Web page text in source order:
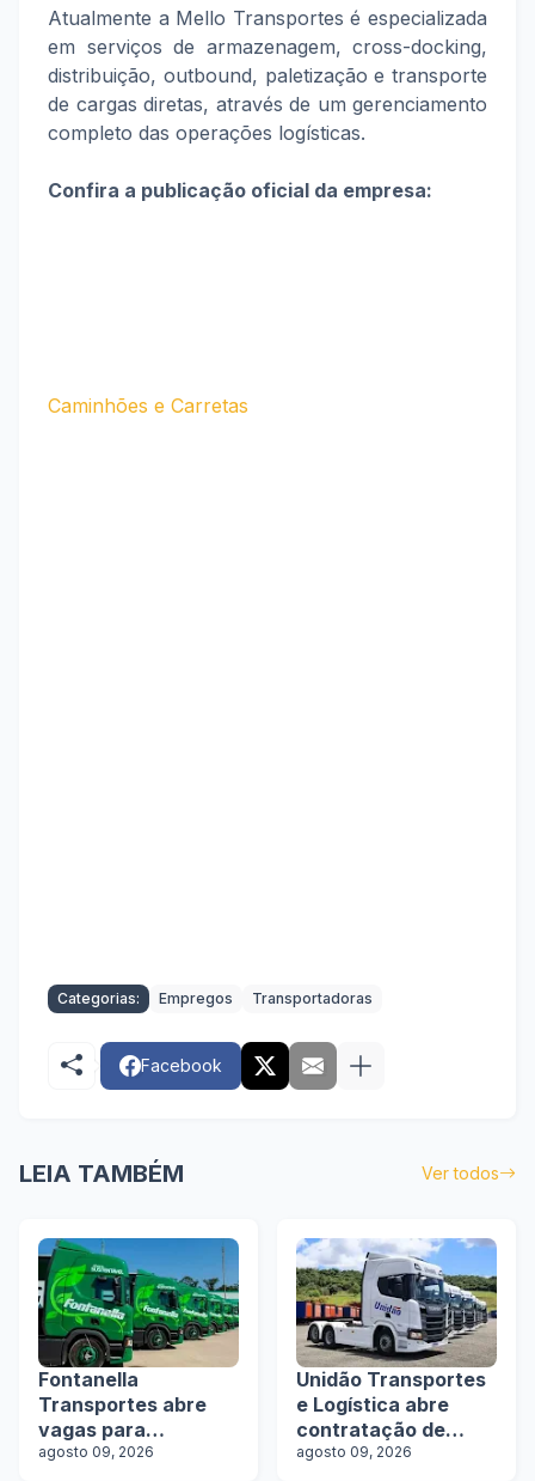
Atualmente a Mello Transportes é especializada
em serviços de armazenagem, cross-docking,
distribuição, outbound, paletização e transporte
de cargas diretas, através de um gerenciamento
completo das operações logísticas.
Confira a publicação oficial da empresa:
Caminhões e Carretas
Categorias: Empregos Transportadoras
Facebook
LEIA TAMBÉM Ver todos
Fontanella
Transportes abre
vagas para
motoristas de
agosto 09, 2026
Unidão Transportes
e Logística abre
contratação de
motoristas com e
agosto 09, 2026